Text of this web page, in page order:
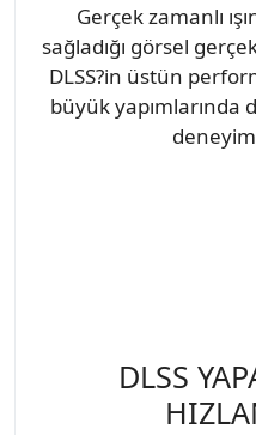
Gerçek zamanlı
sağladığı görsel
DLSS?in üstün
büyük yapımlarında
DLSS